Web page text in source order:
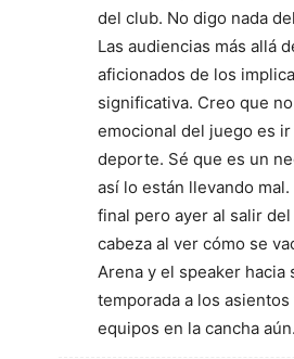
del club. No digo nada
Las audiencias más allá
aficionados de los
significativa. Creo que
emocional del juego es
deporte. Sé que es un
así lo están llevando
final pero ayer al salir
cabeza al ver cómo se
Arena y el speaker hacia
temporada a los
equipos en la cancha aún.